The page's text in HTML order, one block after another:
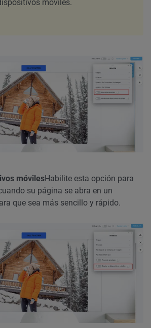
móviles.
móvilesHabilite esta opción para
su página se abra en un
que sea más sencillo y rápido.